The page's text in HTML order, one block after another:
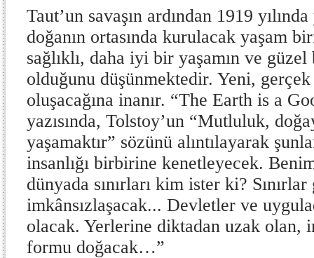
Taut’un savaşın ardından 1919
doğanın ortasında kurulacak yaşam
sağlıklı, daha iyi bir yaşamın ve
olduğunu düşünmektedir. Yeni,
oluşacağına inanır. “The Earth is a
yazısında, Tolstoy’un “Mutluluk,
yaşamaktır” sözünü alıntılayarak
insanlığı birbirine kenetleyecek.
dünyada sınırları kim ister ki?
imkânsızlaşacak... Devletler ve
olacak. Yerlerine diktadan uzak olan,
formu doğacak…”